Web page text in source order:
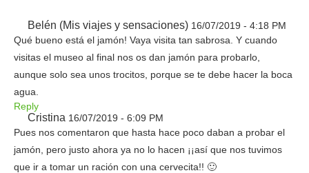
Belén (Mis viajes y sensaciones) 16/07/2019 - 4:18 PM
Qué bueno está el jamón! Vaya visita tan sabrosa. Y cuando
visitas el museo al final nos os dan jamón para probarlo,
aunque solo sea unos trocitos, porque se te debe hacer la boca
agua.
Reply
Cristina 16/07/2019 - 6:09 PM
Pues nos comentaron que hasta hace poco daban a probar el
jamón, pero justo ahora ya no lo hacen ¡¡así que nos tuvimos
que ir a tomar un ración con una cervecita!! 🙂